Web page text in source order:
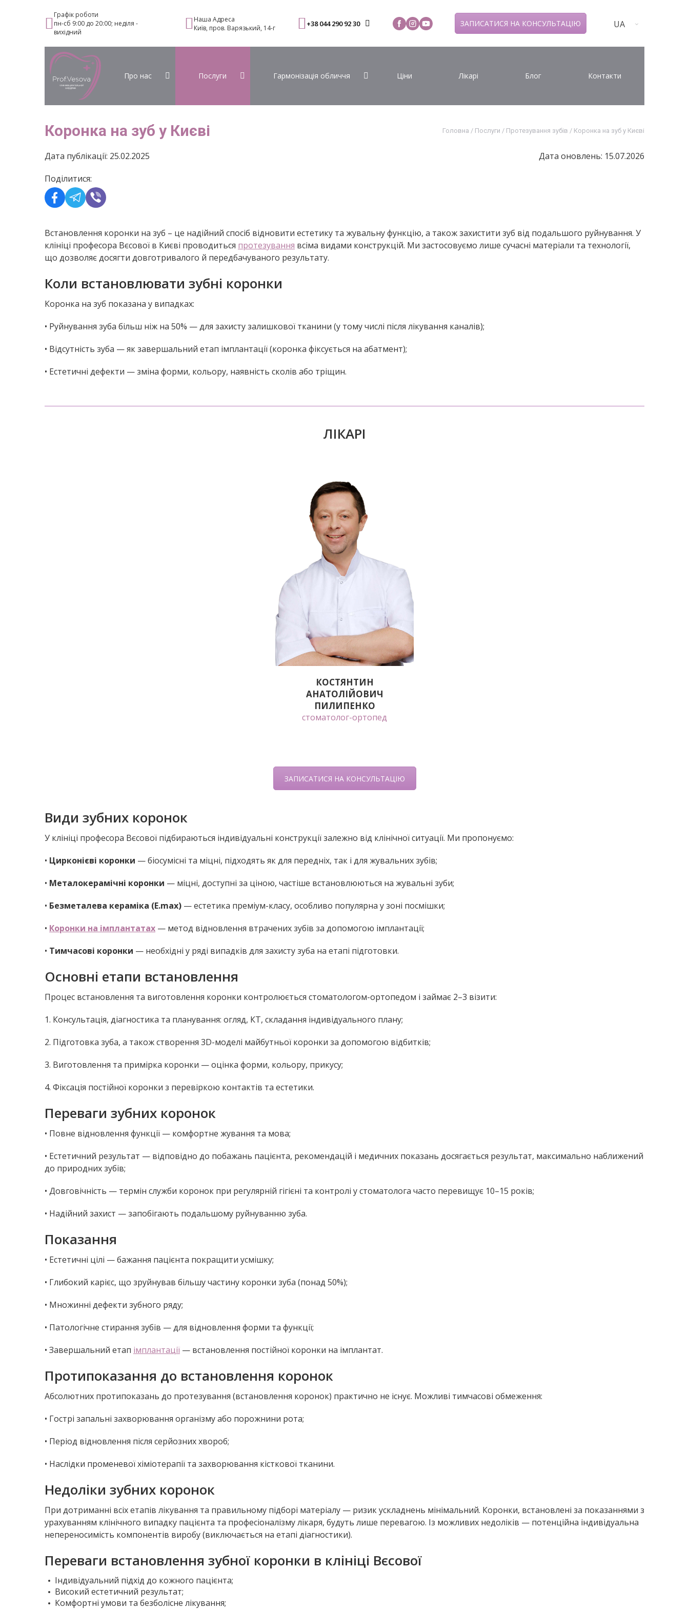
Графік роботи
пн-сб 9:00 до 20:00; неділя -
вихідний
Наша Адреса
Київ, пров. Варязький, 14-г
+38 044 290 92 30 ЗАПИСАТИСЯ НА КОНСУЛЬТАЦІЮ UA
Про нас Послуги Гармонізація обличчя Ціни Лікарі Блог Контакти
Коронка на зуб у Києві Головна / Послуги / Протезування зубів / Коронка на зуб у Києві
Дата публікації: 25.02.2025
Дата оновлень: 15.07.2026
Поділитися:
Встановлення коронки на зуб – це надійний спосіб відновити естетику та жувальну функцію, а також захистити зуб від подальшого руйнування. У
клініці професора Вєсової в Києві проводиться протезування всіма видами конструкцій. Ми застосовуємо лише сучасні матеріали та технології,
що дозволяє досягти довготривалого й передбачуваного результату.
Коли встановлювати зубні коронки
Коронка на зуб показана у випадках:
• Руйнування зуба більш ніж на 50% — для захисту залишкової тканини (у тому числі після лікування каналів);
• Відсутність зуба — як завершальний етап імплантації (коронка фіксується на абатмент);
• Естетичні дефекти — зміна форми, кольору, наявність сколів або тріщин.
ЛІКАРІ
КОСТЯНТИН
АНАТОЛІЙОВИЧ
ПИЛИПЕНКО
стоматолог-ортопед
ЗАПИСАТИСЯ НА КОНСУЛЬТАЦІЮ
Види зубних коронок
У клініці професора Вєсової підбираються індивідуальні конструкції залежно від клінічної ситуації. Ми пропонуємо:
• Цирконієві коронки — біосумісні та міцні, підходять як для передніх, так і для жувальних зубів;
• Металокерамічні коронки — міцні, доступні за ціною, частіше встановлюються на жувальні зуби;
• Безметалева кераміка (E.max) — естетика преміум-класу, особливо популярна у зоні посмішки;
• Коронки на імплантатах — метод відновлення втрачених зубів за допомогою імплантації;
• Тимчасові коронки — необхідні у ряді випадків для захисту зуба на етапі підготовки.
Основні етапи встановлення
Процес встановлення та виготовлення коронки контролюється стоматологом-ортопедом і займає 2–3 візити:
1. Консультація, діагностика та планування: огляд, КТ, складання індивідуального плану;
2. Підготовка зуба, а також створення 3D-моделі майбутньої коронки за допомогою відбитків;
3. Виготовлення та примірка коронки — оцінка форми, кольору, прикусу;
4. Фіксація постійної коронки з перевіркою контактів та естетики.
Переваги зубних коронок
• Повне відновлення функції — комфортне жування та мова;
• Естетичний результат — відповідно до побажань пацієнта, рекомендацій і медичних показань досягається результат, максимально наближений
до природних зубів;
• Довговічність — термін служби коронок при регулярній гігієні та контролі у стоматолога часто перевищує 10–15 років;
• Надійний захист — запобігають подальшому руйнуванню зуба.
Показання
• Естетичні цілі — бажання пацієнта покращити усмішку;
• Глибокий карієс, що зруйнував більшу частину коронки зуба (понад 50%);
• Множинні дефекти зубного ряду;
• Патологічне стирання зубів — для відновлення форми та функції;
• Завершальний етап імплантації — встановлення постійної коронки на імплантат.
Протипоказання до встановлення коронок
Абсолютних протипоказань до протезування (встановлення коронок) практично не існує. Можливі тимчасові обмеження:
• Гострі запальні захворювання організму або порожнини рота;
• Період відновлення після серйозних хвороб;
• Наслідки променевої хіміотерапії та захворювання кісткової тканини.
Недоліки зубних коронок
При дотриманні всіх етапів лікування та правильному підборі матеріалу — ризик ускладнень мінімальний. Коронки, встановлені за показаннями з
урахуванням клінічного випадку пацієнта та професіоналізму лікаря, будуть лише перевагою. Із можливих недоліків — потенційна індивідуальна
непереносимість компонентів виробу (виключається на етапі діагностики).
Переваги встановлення зубної коронки в клініці Вєсової
Індивідуальний підхід до кожного пацієнта;
Високий естетичний результат;
Комфортні умови та безболісне лікування;